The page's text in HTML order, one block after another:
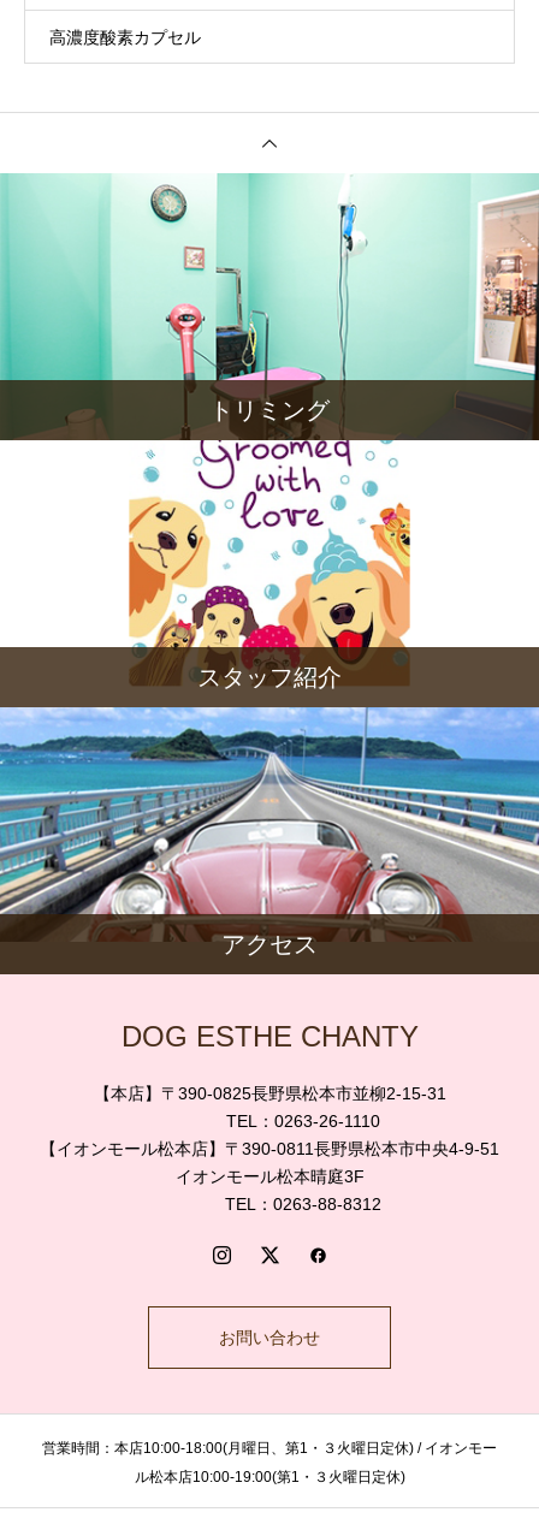
高濃度酸素カプセル
トリミング
スタッフ紹介
アクセス
DOG ESTHE CHANTY
【本店】〒390-0825長野県松本市並柳2-15-31
TEL：0263-26-1110
【イオンモール松本店】〒390-0811長野県松本市中央4-9-51
イオンモール松本晴庭3F
TEL：0263-88-8312
お問い合わせ
営業時間：本店10:00-18:00(月曜日、第1・３火曜日定休) / イオンモー
ル松本店10:00-19:00(第1・３火曜日定休)